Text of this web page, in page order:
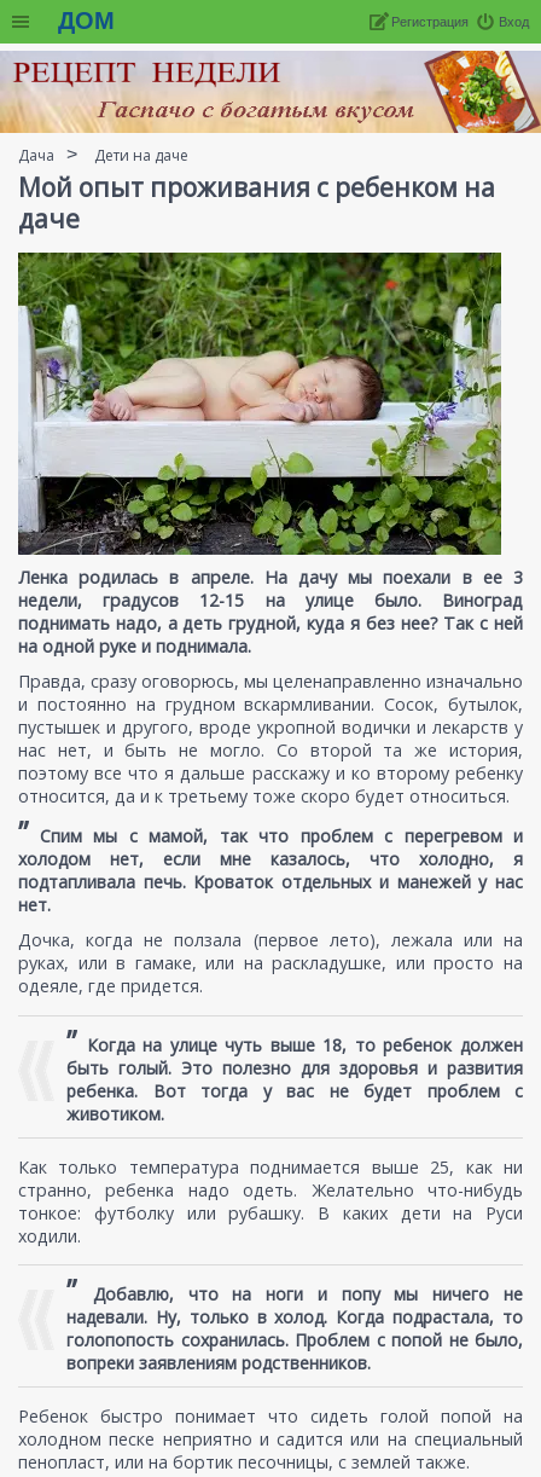
ДОМ Вход
Регистрация
Дача Дети на даче
Мой опыт проживания с ребенком на
даче
Ленка родилась в апреле. На дачу мы поехали в ее 3
недели, градусов 12-15 на улице было. Виноград
поднимать надо, а деть грудной, куда я без нее? Так с ней
на одной руке и поднимала.
Правда, сразу оговорюсь, мы целенаправленно изначально
и постоянно на грудном вскармливании. Сосок, бутылок,
пустышек и другого, вроде укропной водички и лекарств у
нас нет, и быть не могло. Со второй та же история,
поэтому все что я дальше расскажу и ко второму ребенку
относится, да и к третьему тоже скоро будет относиться.
” Спим мы с мамой, так что проблем с перегревом и
холодом нет, если мне казалось, что холодно, я
подтапливала печь. Кроваток отдельных и манежей у нас
нет.
Дочка, когда не ползала (первое лето), лежала или на
руках, или в гамаке, или на раскладушке, или просто на
одеяле, где придется.
” Когда на улице чуть выше 18, то ребенок должен
быть голый. Это полезно для здоровья и развития
ребенка. Вот тогда у вас не будет проблем с
животиком.
Как только температура поднимается выше 25, как ни
странно, ребенка надо одеть. Желательно что-нибудь
тонкое: футболку или рубашку. В каких дети на Руси
ходили.
”
Добавлю, что на ноги и попу мы ничего не
надевали. Ну, только в холод. Когда подрастала, то
голопопость сохранилась. Проблем с попой не было,
вопреки заявлениям родственников.
Ребенок быстро понимает что сидеть голой попой на
холодном песке неприятно и садится или на специальный
пенопласт, или на бортик песочницы, с землей также.